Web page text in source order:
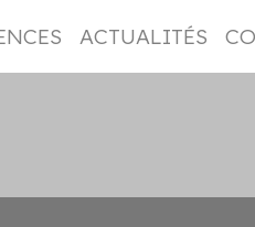
ACTUALITÉS